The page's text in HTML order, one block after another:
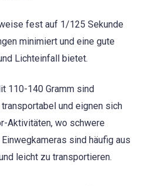
fest auf 1/125 Sekunde
minimiert und eine gute
Lichteinfall bietet.
110-140 Gramm sind
und eignen sich
Aktivitäten, wo schwere
sind häufig aus
leicht zu transportieren.